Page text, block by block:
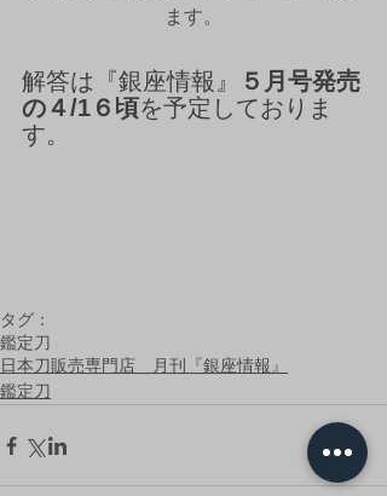
ます。
解答は『銀座情報』
５月号発売
の４/1６頃を予定しておりま
す。
タグ：
鑑定刀
日本刀販売専門店 月刊『銀座情報』
鑑定刀